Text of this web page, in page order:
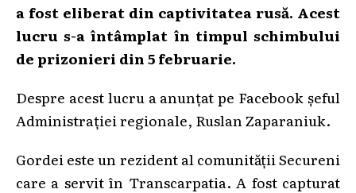
a fost eliberat din captivitatea rusă. Acest
lucru s-a întâmplat în timpul schimbului
de prizonieri din 5 februarie.
Despre acest lucru a anunțat pe Facebook șeful
Administrației regionale, Ruslan Zaparaniuk.
Gordei este un rezident al comunității Secureni
care a servit în Transcarpatia. A fost capturat